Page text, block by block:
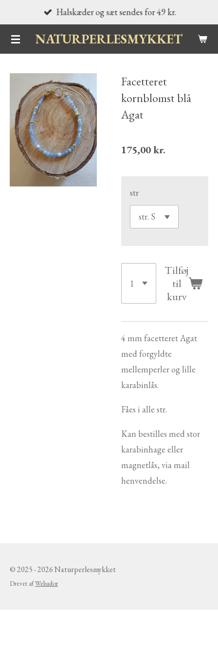
hovedindholdNATURPERLESMYKKET
Halskæder og sæt sendes for 49 kr.
Facetteret
kornblomst blå
Agat
175,00 kr.
str
Tilføj
til
kurv
4 mm facetteret Agat
med forgyldte
mellemperler og lille
karabinlås.
Fåes i alle str.
Kan bestilles med stor
karabinhage eller
magnetlås, via mail
henvendelse.
© 2025 - 2026 Naturperlesmykket
Drevet afWebador